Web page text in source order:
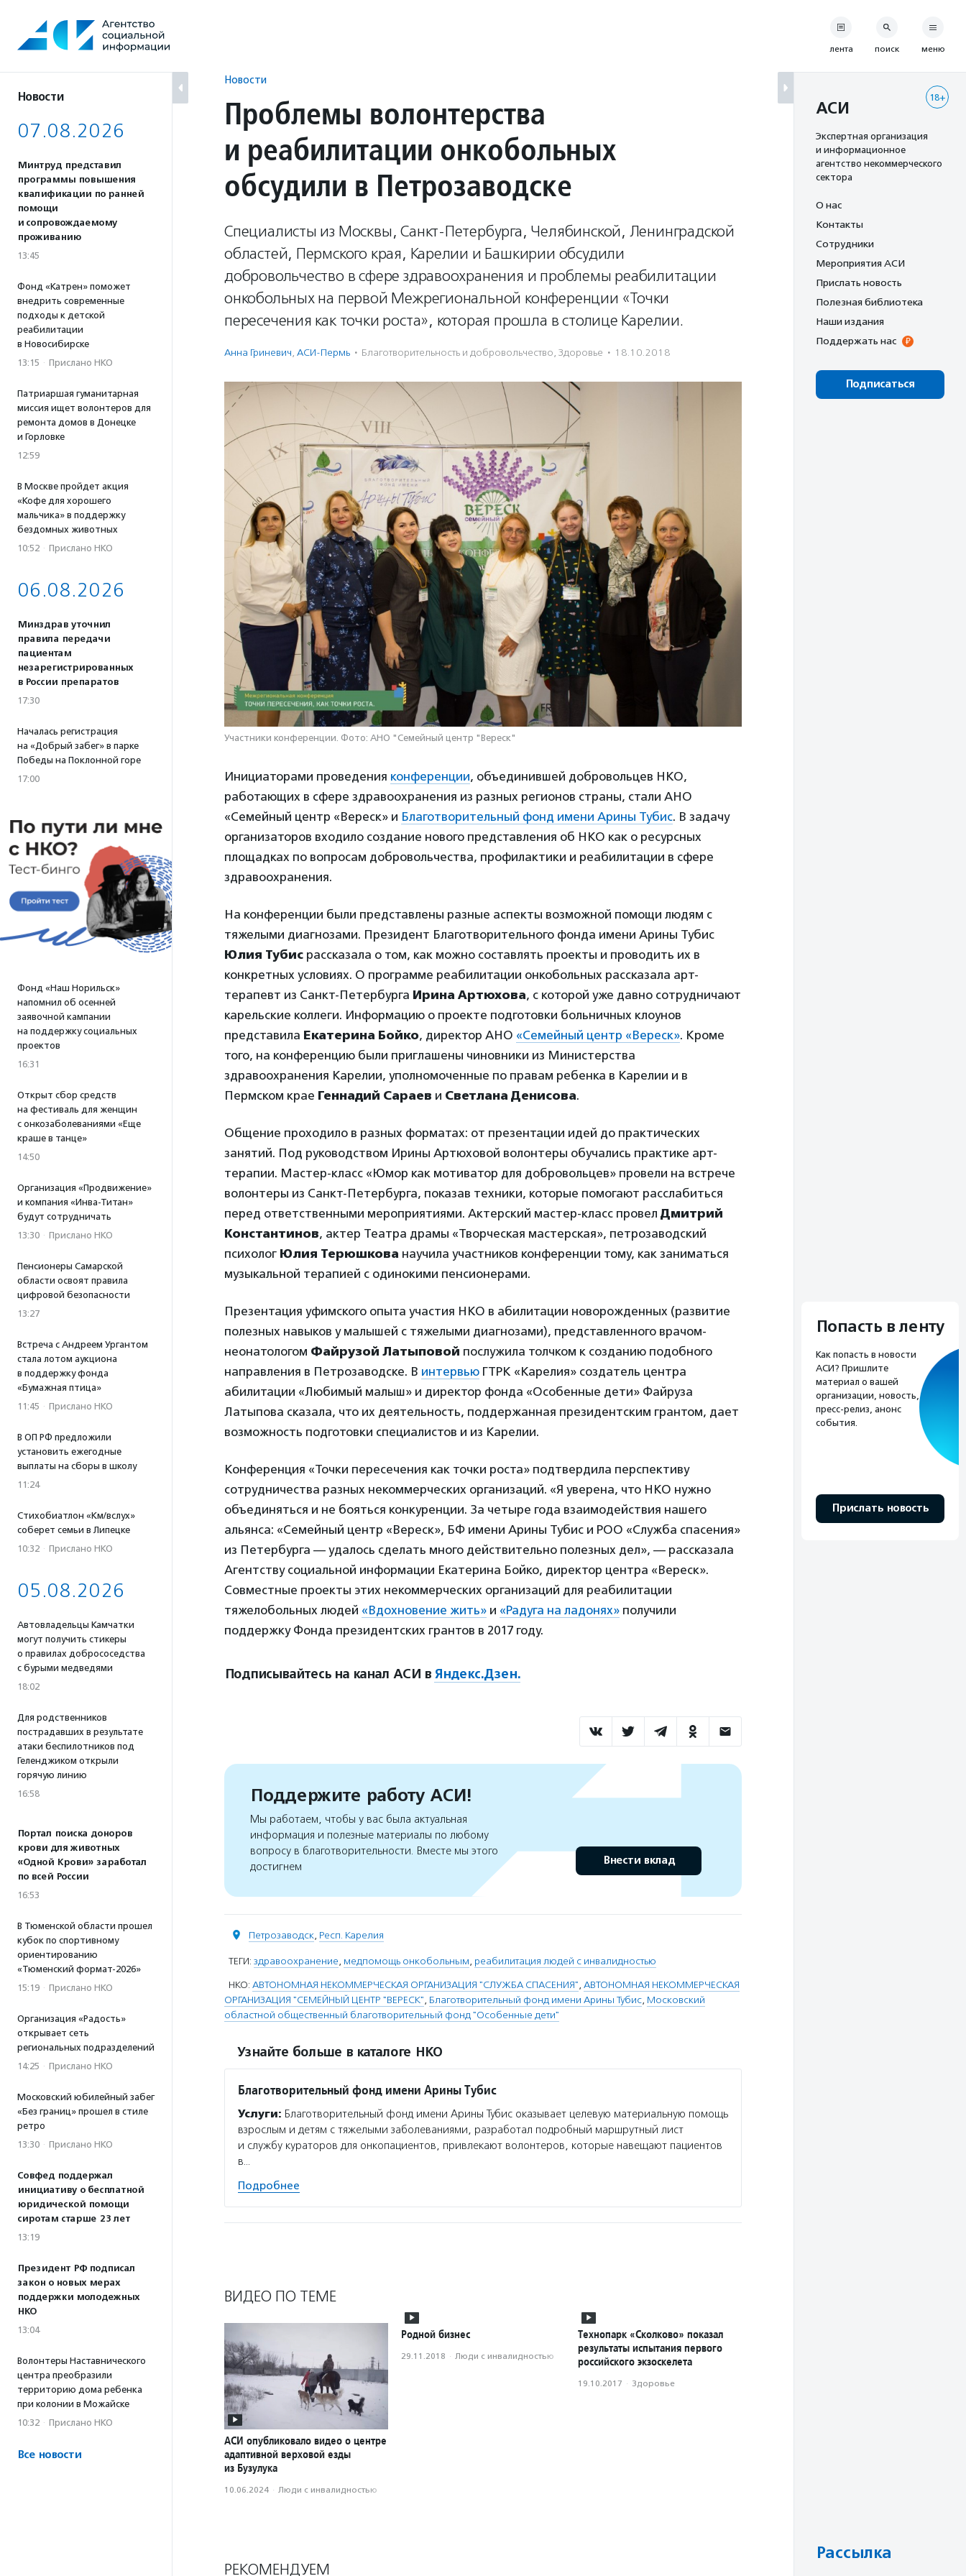
содержанию
Новости
07.08.2026
Минтруд представил
программы повышения
квалификации по ранней
помощи
и сопровождаемому
проживанию
13:45
Фонд «Катрен» поможет
внедрить современные
подходы к детской
реабилитации
в Новосибирске
13:15 · Прислано НКО
Патриаршая гуманитарная
миссия ищет волонтеров для
ремонта домов в Донецке
и Горловке
12:59
В Москве пройдет акция
«Кофе для хорошего
мальчика» в поддержку
бездомных животных
10:52 · Прислано НКО
06.08.2026
Минздрав уточнил
правила передачи
пациентам
незарегистрированных
в России препаратов
17:30
Началась регистрация
на «Добрый забег» в парке
Победы на Поклонной горе
17:00
Фонд «Наш Норильск»
напомнил об осенней
заявочной кампании
на поддержку социальных
проектов
16:31
Открыт сбор средств
на фестиваль для женщин
с онкозаболеваниями «Еще
краше в танце»
14:50
Организация «Продвижение»
и компания «Инва-Титан»
будут сотрудничать
13:30 · Прислано НКО
Пенсионеры Самарской
области освоят правила
цифровой безопасности
13:27
Встреча с Андреем Ургантом
стала лотом аукциона
в поддержку фонда
«Бумажная птица»
11:45 · Прислано НКО
В ОП РФ предложили
установить ежегодные
выплаты на сборы в школу
11:24
Стихобиатлон «Км/вслух»
соберет семьи в Липецке
10:32 · Прислано НКО
05.08.2026
Автовладельцы Камчатки
могут получить стикеры
о правилах добрососедства
с бурыми медведями
18:02
Для родственников
пострадавших в результате
атаки беспилотников под
Геленджиком открыли
горячую линию
16:58
Портал поиска доноров
крови для животных
«Одной Крови» заработал
по всей России
16:53
В Тюменской области прошел
кубок по спортивному
ориентированию
«Тюменский формат-2026»
15:19 · Прислано НКО
Организация «Радость»
открывает сеть
региональных подразделений
14:25 · Прислано НКО
Московский юбилейный забег
«Без границ» прошел в стиле
ретро
13:30 · Прислано НКО
Совфед поддержал
инициативу о бесплатной
юридической помощи
сиротам старше 23 лет
13:19
Президент РФ подписал
закон о новых мерах
поддержки молодежных
НКО
13:04
Волонтеры Наставнического
центра преобразили
территорию дома ребенка
при колонии в Можайске
10:32 · Прислано НКО
Все новости
Новости
Проблемы волонтерства
и реабилитации онкобольных
обсудили в Петрозаводске
Специалисты из Москвы, Санкт-Петербурга, Челябинской, Ленинградской
областей, Пермского края, Карелии и Башкирии обсудили
добровольчество в сфере здравоохранения и проблемы реабилитации
онкобольных на первой Межрегиональной конференции «Точки
пересечения как точки роста», которая прошла в столице Карелии.
Анна Гриневич, АСИ-Пермь · Благотвори­тель­ность и доброволь­чест­во, Здоровье · 18.10.2018
Участники конференции. Фото: АНО "Семейный центр "Вереск"
Инициаторами проведения конференции, объединившей добровольцев НКО,
работающих в сфере здравоохранения из разных регионов страны, стали АНО
«Семейный центр «Вереск» и Благотворительный фонд имени Арины Тубис. В задачу
организаторов входило создание нового представления об НКО как о ресурсных
площадках по вопросам добровольчества, профилактики и реабилитации в сфере
здравоохранения.
На конференции были представлены разные аспекты возможной помощи людям с
тяжелыми диагнозами. Президент Благотворительного фонда имени Арины Тубис
Юлия Тубис рассказала о том, как можно составлять проекты и проводить их в
конкретных условиях. О программе реабилитации онкобольных рассказала арт-
терапевт из Санкт-Петербурга Ирина Артюхова, с которой уже давно сотрудничают
карельские коллеги. Информацию о проекте подготовки больничных клоунов
представила Екатерина Бойко, директор АНО «Семейный центр «Вереск». Кроме
того, на конференцию были приглашены чиновники из Министерства
здравоохранения Карелии, уполномоченные по правам ребенка в Карелии и в
Пермском крае Геннадий Сараев и Светлана Денисова.
Общение проходило в разных форматах: от презентации идей до практических
занятий. Под руководством Ирины Артюховой волонтеры обучались практике арт-
терапии. Мастер-класс «Юмор как мотиватор для добровольцев» провели на встрече
волонтеры из Санкт-Петербурга, показав техники, которые помогают расслабиться
перед ответственными мероприятиями. Актерский мастер-класс провел Дмитрий
Константинов, актер Театра драмы «Творческая мастерская», петрозаводский
психолог Юлия Терюшкова научила участников конференции тому, как заниматься
музыкальной терапией с одинокими пенсионерами.
Презентация уфимского опыта участия НКО в абилитации новорожденных (развитие
полезных навыков у малышей с тяжелыми диагнозами), представленного врачом-
неонатологом Файрузой Латыповой послужила толчком к созданию подобного
направления в Петрозаводске. В интервью ГТРК «Карелия» создатель центра
абилитации «Любимый малыш» и директор фонда «Особенные дети» Файруза
Латыпова сказала, что их деятельность, поддержанная президентским грантом, дает
возможность подготовки специалистов и из Карелии.
Конференция «Точки пересечения как точки роста» подтвердила перспективу
сотрудничества разных некоммерческих организаций. «Я уверена, что НКО нужно
объединяться и не бояться конкуренции. За четыре года взаимодействия нашего
альянса: «Семейный центр «Вереск», БФ имени Арины Тубис и РОО «Служба спасения»
из Петербурга — удалось сделать много действительно полезных дел», — рассказала
Агентству социальной информации Екатерина Бойко, директор центра «Вереск».
Совместные проекты этих некоммерческих организаций для реабилитации
тяжелобольных людей «Вдохновение жить» и «Радуга на ладонях» получили
поддержку Фонда президентских грантов в 2017 году.
Подписывайтесь на канал АСИ в Яндекс.Дзен.
Поддержите работу АСИ!
Мы работаем, чтобы у вас была актуальная
информация и полезные материалы по любому
вопросу в благотворительности. Вместе мы этого
достигнем
Внести вклад
Петрозаводск, Респ. Карелия
ТЕГИ: здравоохранение, медпомощь онкобольным, реабилитация людей с инвалидностью
НКО: АВТОНОМНАЯ НЕКОММЕРЧЕСКАЯ ОРГАНИЗАЦИЯ "СЛУЖБА СПАСЕНИЯ", АВТОНОМНАЯ НЕКОММЕРЧЕСКАЯ
ОРГАНИЗАЦИЯ "СЕМЕЙНЫЙ ЦЕНТР "ВЕРЕСК", Благотворительный фонд имени Арины Тубис, Московский
областной общественный благотворительный фонд "Особенные дети"
Узнайте больше в каталоге НКО
Благотворительный фонд имени Арины Тубис
Услуги: Благотворительный фонд имени Арины Тубис оказывает целевую материальную помощь
взрослым и детям с тяжелыми заболеваниями, разработал подробный маршрутный лист
и службу кураторов для онкопациентов, привлекают волонтеров, которые навещают пациентов
в…
Подробнее
ВИДЕО ПО ТЕМЕ
АСИ опубликовало видео о центре
адаптивной верховой езды
из Бузулука
10.06.2024 · Люди с инвалидностью
Родной бизнес
29.11.2018 · Люди с инвалидностью
Технопарк «Сколково» показал
результаты испытания первого
российского экзоскелета
19.10.2017 · Здоровье
РЕКОМЕНДУЕМ
лента поиск меню
18+
АСИ
Экспертная организация
и информационное
агентство некоммерческого
сектора
О нас
Контакты
Сотрудники
Мероприятия АСИ
Прислать новость
Полезная библиотека
Наши издания
Поддержать нас
Подписаться
Попасть в ленту
Как попасть в новости
АСИ? Пришлите
материал о вашей
организации, новость,
пресс-релиз, анонс
события.
Прислать новость
Рассылка